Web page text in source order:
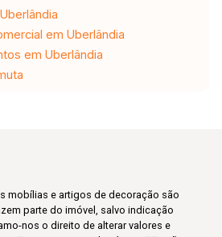
em Uberlândia
em Uberlândia
mobílias e artigos de decoração são
parte do imóvel, salvo indicação
nos o direito de alterar valores e